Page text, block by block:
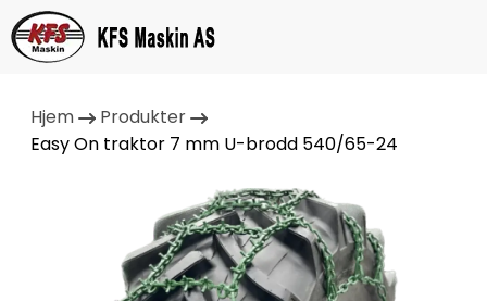
Hjem
Produkter
Easy On traktor 7 mm U-brodd 540/65-24